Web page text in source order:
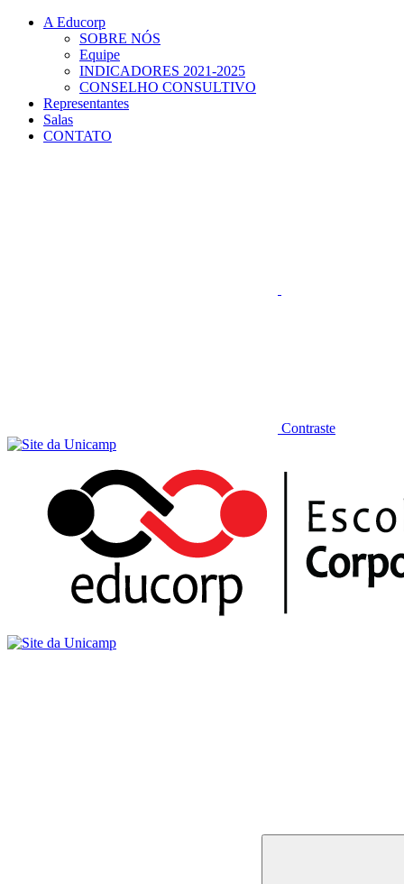
Conteúdo principal
A Educorp
SOBRE NÓS
Equipe
INDICADORES 2021-2025
CONSELHO CONSULTIVO
Representantes
Salas
CONTATO
Contraste